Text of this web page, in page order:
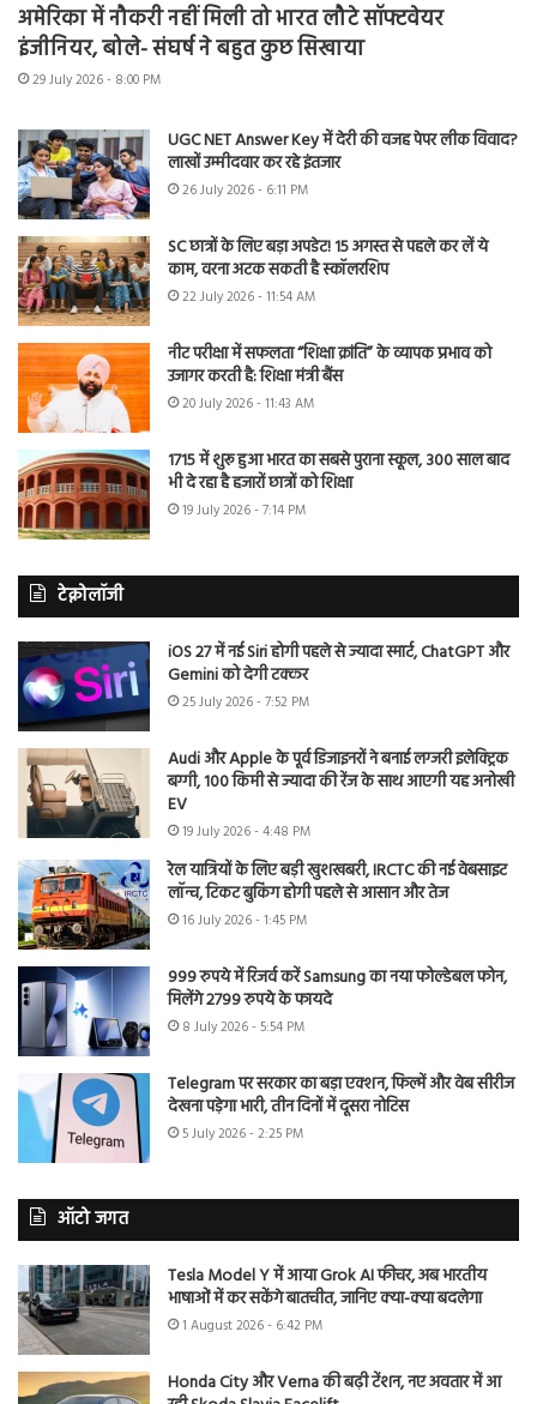
अमेरिका में नौकरी नहीं मिली तो भारत लौटे सॉफ्टवेयर
इंजीनियर, बोले- संघर्ष ने बहुत कुछ सिखाया
29 July 2026 - 8:00 PM
UGC NET Answer Key में देरी की वजह पेपर लीक विवाद?
लाखों उम्मीदवार कर रहे इंतजार
26 July 2026 - 6:11 PM
SC छात्रों के लिए बड़ा अपडेट! 15 अगस्त से पहले कर लें ये
काम, वरना अटक सकती है स्कॉलरशिप
22 July 2026 - 11:54 AM
नीट परीक्षा में सफलता “शिक्षा क्रांति” के व्यापक प्रभाव को
उजागर करती है: शिक्षा मंत्री बैंस
20 July 2026 - 11:43 AM
1715 में शुरू हुआ भारत का सबसे पुराना स्कूल, 300 साल बाद
भी दे रहा है हजारों छात्रों को शिक्षा
19 July 2026 - 7:14 PM
टेक्नोलॉजी
iOS 27 में नई Siri होगी पहले से ज्यादा स्मार्ट, ChatGPT और
Gemini को देगी टक्कर
25 July 2026 - 7:52 PM
Audi और Apple के पूर्व डिजाइनरों ने बनाई लग्जरी इलेक्ट्रिक
बग्गी, 100 किमी से ज्यादा की रेंज के साथ आएगी यह अनोखी
EV
19 July 2026 - 4:48 PM
रेल यात्रियों के लिए बड़ी खुशखबरी, IRCTC की नई वेबसाइट
लॉन्च, टिकट बुकिंग होगी पहले से आसान और तेज
16 July 2026 - 1:45 PM
999 रुपये में रिजर्व करें Samsung का नया फोल्डेबल फोन,
मिलेंगे 2799 रुपये के फायदे
8 July 2026 - 5:54 PM
Telegram पर सरकार का बड़ा एक्शन, फिल्में और वेब सीरीज
देखना पड़ेगा भारी, तीन दिनों में दूसरा नोटिस
5 July 2026 - 2:25 PM
ऑटो जगत
Tesla Model Y में आया Grok AI फीचर, अब भारतीय
भाषाओं में कर सकेंगे बातचीत, जानिए क्या-क्या बदलेगा
1 August 2026 - 6:42 PM
Honda City और Verna की बढ़ी टेंशन, नए अवतार में आ